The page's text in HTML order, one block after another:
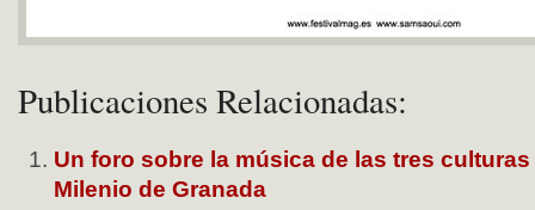
Publicaciones Relacionadas:
Un foro sobre la música de las tres
Milenio de Granada